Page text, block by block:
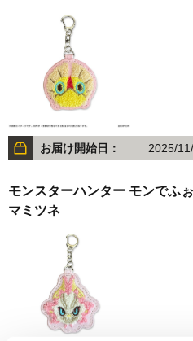
お届け開始日： 2025/
モンスターハンター モンでふ
マミツネ